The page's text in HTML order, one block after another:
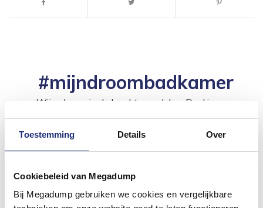
Toestemming Details Over
Cookiebeleid van Megadump
Bij Megadump gebruiken we cookies en vergelijkbare
#mijndroombadkamer
Wij geloven in de kracht van delen. Deel jouw
en tag @megadumpnl. Samen bouwen we een
inspirerende omgeving vol met unieke
badkamerstijlen. Doe je mee?